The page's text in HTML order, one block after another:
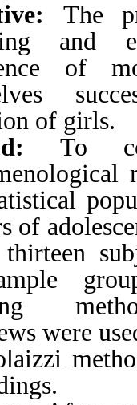
The
and
of
of girls.
To
of
were